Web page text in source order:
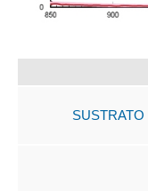
SUSTRATO